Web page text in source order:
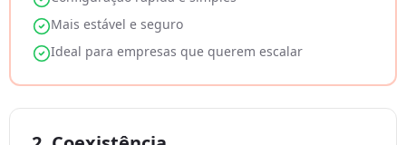
Mais estável e seguro
Ideal para empresas que querem escalar